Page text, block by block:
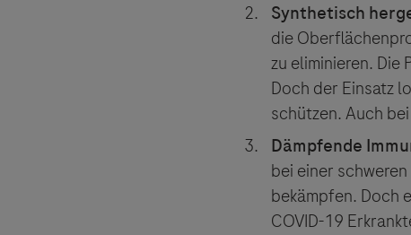
Synthetisch
die
zu eliminieren.
Doch der Einsatz
schützen. Auch
Dämpfende
bei einer
bekämpfen. Doch
COVID-19
Links zu
Der
und lehnt